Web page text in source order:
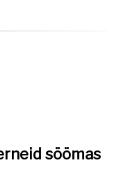
söömas